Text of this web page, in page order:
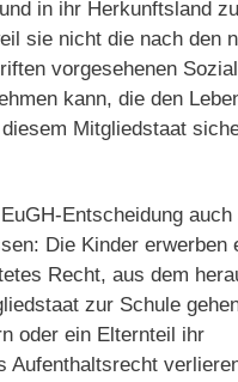
in ihr Herkunftsland
sie nicht die nach den
vorgesehenen
kann, die den
Mitgliedstaat
Entscheidung auch
Die Kinder erwerben
Recht, aus dem
zur Schule
oder ein Elternteil ihr
Aufenthaltsrecht